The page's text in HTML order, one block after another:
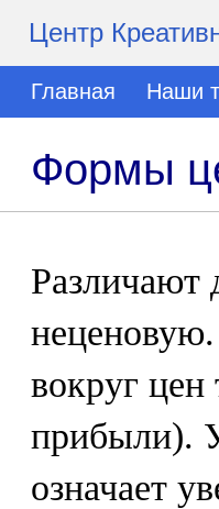
Центр
Главная Наши
Формы
Различают
вокруг
прибыли).
означает